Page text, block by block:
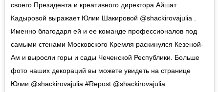
своего Президента и креативного директора Айшат
Кадыровой выражает Юлии Шакировой @shackirovajulia .
Именно благодаря ей и ее команде профессионалов под
самыми стенами Московского Кремля раскинулся Кезеной-
Ам и выросли горы и сады Чеченской Республики. Больше
фото наших декораций вы можете увидеть на странице
Юлии @shackirovajulia #Repost @shackirovajulia